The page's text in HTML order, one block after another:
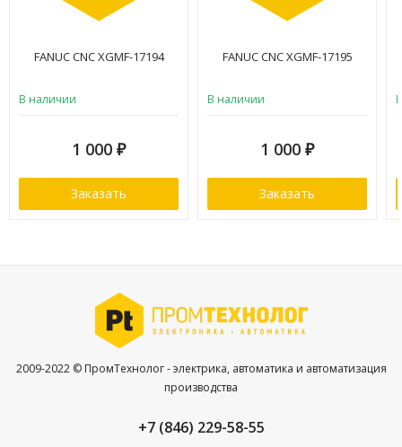
FANUC CNC XGMF-17194
В наличии
1 000 ₽
Заказать
FANUC CNC XGMF-17195
В наличии
1 000 ₽
Заказать
2009-2022 © ПромТехнолог - электрика, автоматика и автоматизация
производства
+7 (846) 229-58-55